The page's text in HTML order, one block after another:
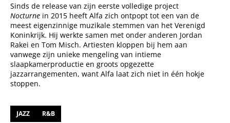
Sinds de release van zijn eerste volledige project
Nocturne in 2015 heeft Alfa zich ontpopt tot een van de
meest eigenzinnige muzikale stemmen van het Verenigd
Koninkrijk. Hij werkte samen met onder anderen Jordan
Rakei en Tom Misch. Artiesten kloppen bij hem aan
vanwege zijn unieke mengeling van intieme
slaapkamerproductie en groots opgezette
jazzarrangementen, want Alfa laat zich niet in één hokje
stoppen.
JAZZ R&B